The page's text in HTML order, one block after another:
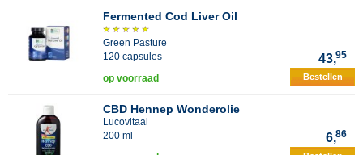
Fermented Cod Liver Oil
Green Pasture
120 capsules
43,95
op voorraad Bestellen
CBD Hennep Wonderolie
Lucovitaal
200 ml
6,86